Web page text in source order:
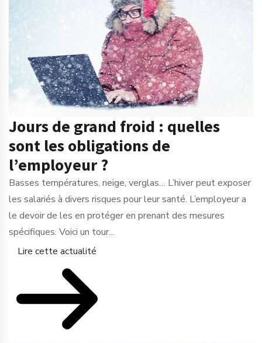
Jours de grand froid : quelles
sont les obligations de
l’employeur ?
Basses températures, neige, verglas… L’hiver peut exposer
les salariés à divers risques pour leur santé. L’employeur a
le devoir de les en protéger en prenant des mesures
spécifiques. Voici un tour...
Lire cette actualité